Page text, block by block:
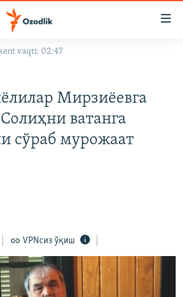
тилларда
vaqti: 02:47
Мирзиëевга
ватанга
сўраб мурожаат
VPNсиз ўқиш